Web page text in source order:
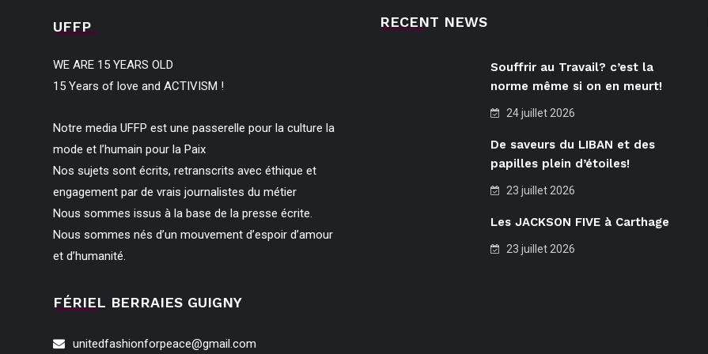
UFFP
WE ARE 15 YEARS OLD
15 Years of love and ACTIVISM !
Notre media UFFP est une passerelle pour la culture la
mode et l’humain pour la Paix
Nos sujets sont écrits, retranscrits avec éthique et
engagement par de vrais journalistes du métier
Nous sommes issus à la base de la presse écrite.
Nous sommes nés d’un mouvement d’espoir d’amour
et d’humanité.
FÉRIEL BERRAIES GUIGNY
unitedfashionforpeace@gmail.com
RECENT NEWS
Souffrir au Travail? c’est la
norme même si on en meurt!
24 juillet 2026
De saveurs du LIBAN et des
papilles plein d’étoiles!
23 juillet 2026
Les JACKSON FIVE à Carthage
23 juillet 2026